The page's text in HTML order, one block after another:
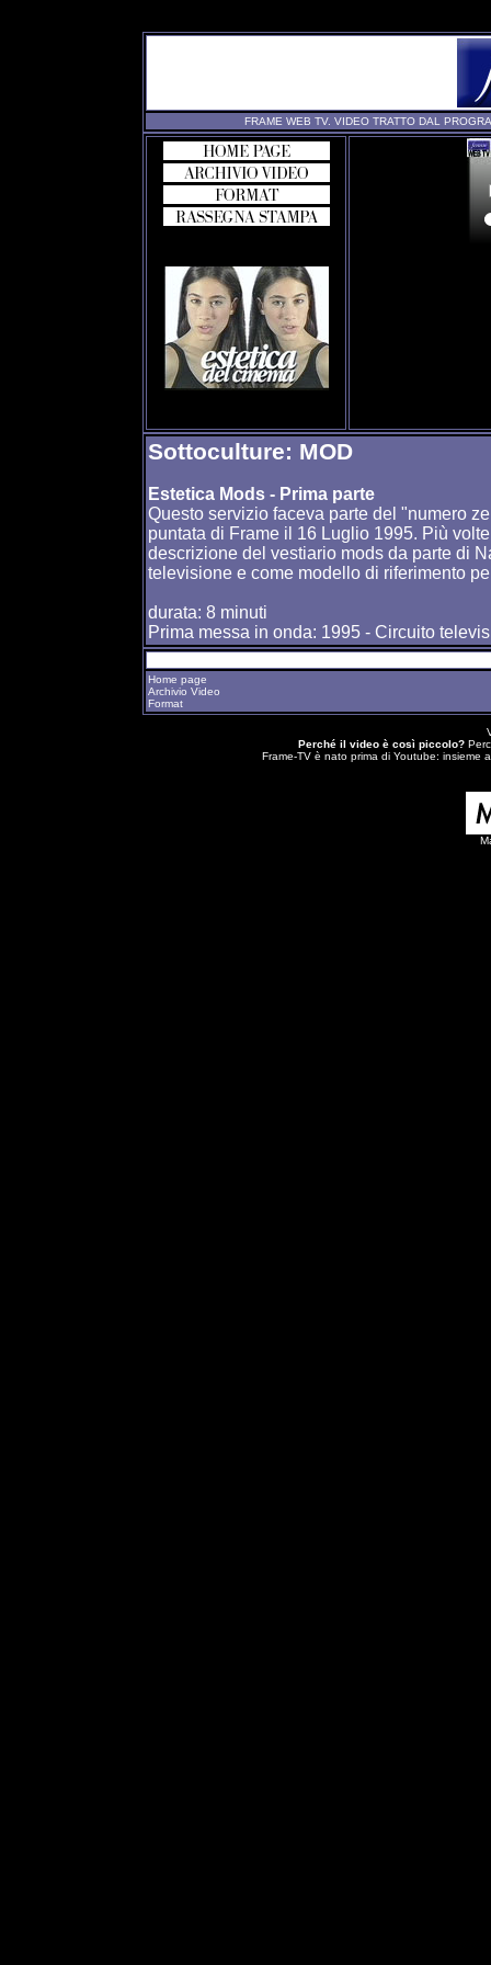
FRAME WEB TV. VIDEO TRATTO DAL
Sottoculture: MOD
Estetica Mods - Prima parte
Questo servizio faceva parte del "numero
puntata di Frame il 16 Luglio 1995. Più
descrizione del vestiario mods da parte di
televisione e come modello di riferimento
durata: 8 minuti
Prima messa in onda: 1995 - Circuito
Home page
Archivio Video
Format
Perché il video è così piccolo?
Frame-TV è nato prima di Youtube: insieme